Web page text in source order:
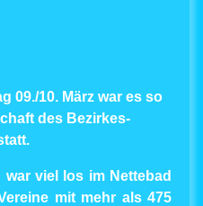
09./10. März war es so
des Bezirkes-
viel los im Nettebad
mit mehr als 475